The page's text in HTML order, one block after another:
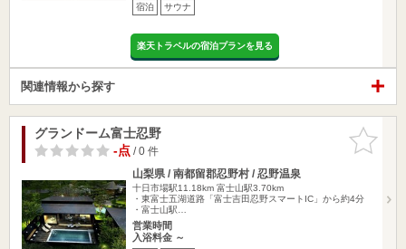
宿泊 サウナ
楽天トラベルの宿泊プランを見る
関連情報から探す
お気に入
りに追加
グランドーム富士忍野
-点/ 0 件
山梨県 / 南都留郡忍野村 / 忍野温泉
十日市場駅11.18km 富士山駅3.70km
・東富士五湖道路「富士吉田忍野スマートIC」から約4分
・富士山駅…
営業時間
入浴料金 ～